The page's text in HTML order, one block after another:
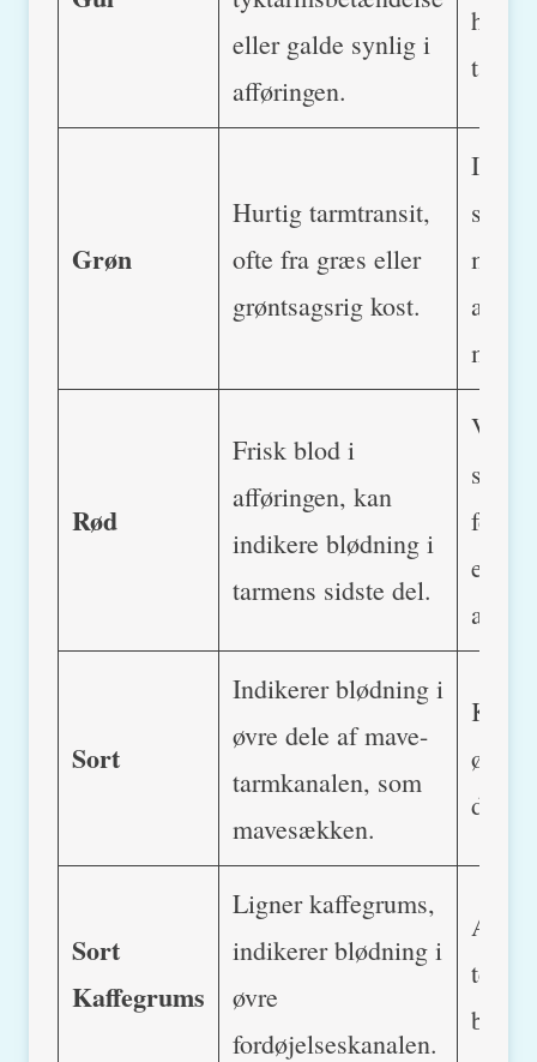
eller galde synlig i
afføringen.
hurtig
Grøn
Hurtig tarmtransit,
ofte fra græs eller
grøntsagsrig kost.
Rød
Frisk blod i
afføringen, kan
indikere blødning i
tarmens sidste del.
eller
Sort
Indikerer blødning i
øvre dele af mave-
tarmkanalen, som
mavesækken.
Sort
Kaffegrums
Ligner kaffegrums,
indikerer blødning i
øvre
fordøjelseskanalen.
Akut
tegn